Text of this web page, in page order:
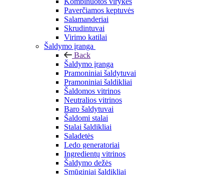
Paverčiamos keptuvės
Salamanderiai
Skrudintuvai
Virimo katilai
Šaldymo įranga
Back
Šaldymo įranga
Pramoniniai šaldytuvai
Pramoniniai šaldikliai
Šaldomos vitrinos
Neutralios vitrinos
Baro šaldytuvai
Šaldomi stalai
Stalai šaldikliai
Saladetės
Ledo generatoriai
Ingredientų vitrinos
Šaldymo dežės
Smūginiai šaldikliai